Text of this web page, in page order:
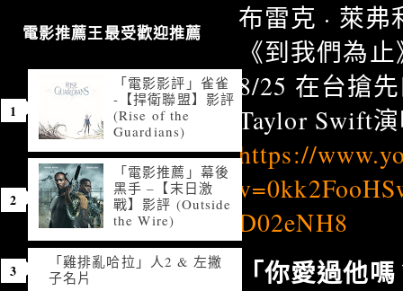
布雷克 · 萊
《到我們為
8/25 在台搶
Taylor Swift
https://
D02eNH8
「你愛過他
電影推薦王最受歡迎推薦
「電影影評」雀雀
-【捍衛聯盟】影評
(Rise of the
Guardians)
「電影推薦」幕後
黑手 –【末日激
戰】影評 (Outside
the Wire)
「雞排亂哈拉」人2 & 左撇
子名片